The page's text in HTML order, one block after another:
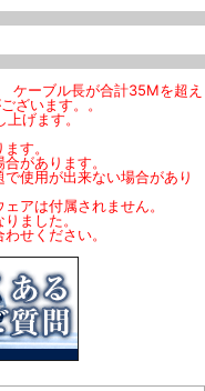
ケーブル長が合計35Mを超え
ざいます。。
げます。
す。
があります。
使用が出来ない場合があり
アは付属されません。
ました。
せください。